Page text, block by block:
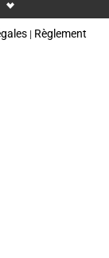
| Règlement